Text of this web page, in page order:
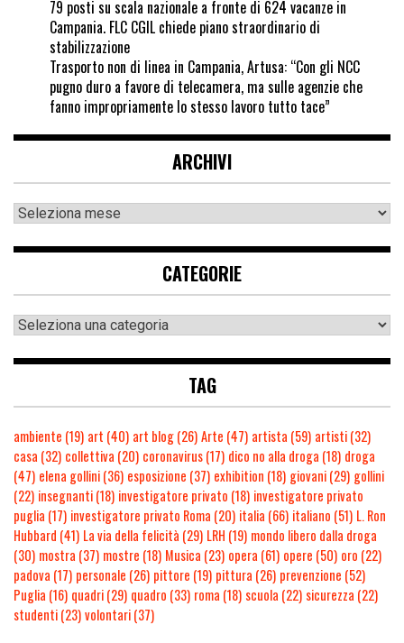
79 posti su scala nazionale a fronte di 624 vacanze in
Campania. FLC CGIL chiede piano straordinario di
stabilizzazione
Trasporto non di linea in Campania, Artusa: “Con gli NCC
pugno duro a favore di telecamera, ma sulle agenzie che
fanno impropriamente lo stesso lavoro tutto tace”
ARCHIVI
CATEGORIE
TAG
ambiente (19) art (40) art blog(26)Arte (47) artista (59) artisti(32)
casa (32) collettiva (20) coronavirus(17) dico no alla droga (18) droga
(47) elena gollini(36) esposizione (37) exhibition (18) giovani(29) gollini
(22) insegnanti(18) investigatore privato (18) investigatore privato
puglia (17) investigatore privato Roma (20) italia (66) italiano (51) L. Ron
Hubbard (41) La via della felicità (29) LRH (19) mondo libero dalla droga
(30) mostra (37) mostre (18) Musica (23) opera (61) opere (50) oro (22)
padova (17) personale (26) pittore (19) pittura (26) prevenzione (52)
Puglia (16) quadri(29) quadro (33) roma (18) scuola (22) sicurezza (22)
studenti(23)volontari(37)